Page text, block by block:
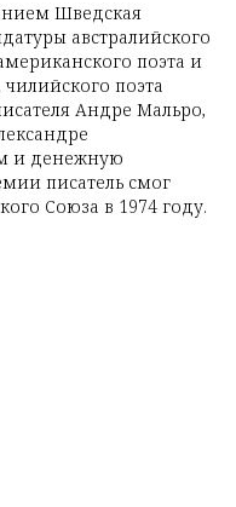
Шведская
австралийского
поэта и
поэта
Андре Мальро,
и денежную
писатель смог
Союза в 1974 году.